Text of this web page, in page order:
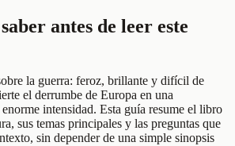
antes de leer este
la guerra: feroz, brillante y difícil de
el derrumbe de Europa en una
intensidad. Esta guía resume el libro
sus temas principales y las preguntas que
sin depender de una simple sinopsis